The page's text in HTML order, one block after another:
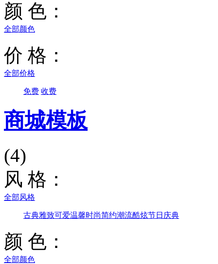
颜 色：
全部颜色
价 格：
全部价格
免费 收费
商城模板
(4)
风 格：
全部风格
古典雅致可爱温馨时尚简约潮流酷炫节日庆典
颜 色：
全部颜色